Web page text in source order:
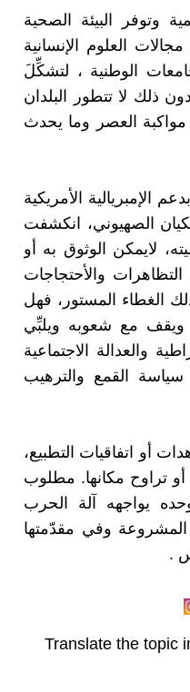
وتوفر البيئة الصحية
العلوم الإنسانية
الوطنية ، لتشكِّلَ
ذلك لا تتطور البلدان
مواكبة العصر وما يحدث
الإمبريالية الأمريكية
الصهيوني، انكشفت
لايمكن الوثوق به أو
والأحتجاجات
الغطاء المستور، فهل
ويقف مع شعوبه ويلبِّي
والعدالة الاجتماعية
القمع والترهيب
أو اتفاقيات التطبيع،
تراوح مكانها. مطلوب
يواجهه آلة الحرب
المشروعة وفي مقدّمتها
.
Translate the topic